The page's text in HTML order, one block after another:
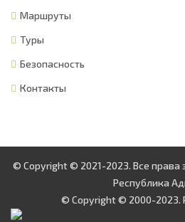
Маршруты
Туры
Безопасность
Контакты
© Copyright © 2021-2023. Все
Республика
© Copyright © 2000-2023.